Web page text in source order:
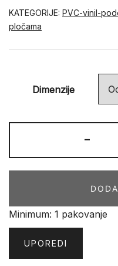
KATEGORIJE: PVC-vinil-
pločama
Dimenzije
-
Minimum: 1 pakovanje
UPOREDI